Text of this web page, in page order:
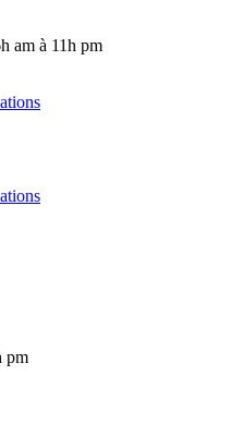
am à 11h pm
pm